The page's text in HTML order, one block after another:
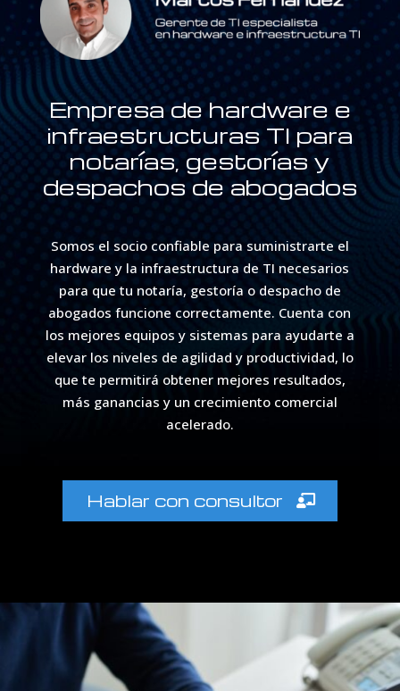
Empresa de hardware e
infraestructuras TI para
notarías, gestorías y
despachos de abogados
Somos el socio confiable para suministrarte el
hardware y la infraestructura de TI necesarios
para que tu notaría, gestoría o despacho de
abogados funcione correctamente. Cuenta con
los mejores equipos y sistemas para ayudarte a
elevar los niveles de agilidad y productividad, lo
que te permitirá obtener mejores resultados,
más ganancias y un crecimiento comercial
acelerado.
Hablar con consultor